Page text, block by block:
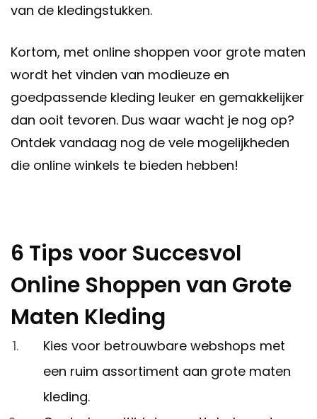
van de kledingstukken.
Kortom, met online shoppen voor grote maten
wordt het vinden van modieuze en
goedpassende kleding leuker en gemakkelijker
dan ooit tevoren. Dus waar wacht je nog op?
Ontdek vandaag nog de vele mogelijkheden
die online winkels te bieden hebben!
6 Tips voor Succesvol
Online Shoppen van Grote
Maten Kleding
Kies voor betrouwbare webshops met
een ruim assortiment aan grote maten
kleding.